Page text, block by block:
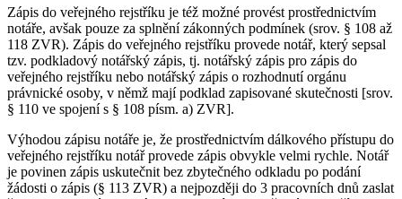
Zápis do veřejného rejstříku je též možné provést prostřednictvím
notáře, avšak pouze za splnění zákonných podmínek (srov. § 108 až
118 ZVR). Zápis do veřejného rejstříku provede notář, který sepsal
tzv. podkladový notářský zápis, tj. notářský zápis pro zápis do
veřejného rejstříku nebo notářský zápis o rozhodnutí orgánu
právnické osoby, v němž mají podklad zapisované skutečnosti [srov.
§ 110 ve spojení s § 108 písm. a) ZVR].
Výhodou zápisu notáře je, že prostřednictvím dálkového přístupu do
veřejného rejstříku notář provede zápis obvykle velmi rychle. Notář
je povinen zápis uskutečnit bez zbytečného odkladu po podání
žádosti o zápis (§ 113 ZVR) a nejpozději do 3 pracovních dnů zaslat